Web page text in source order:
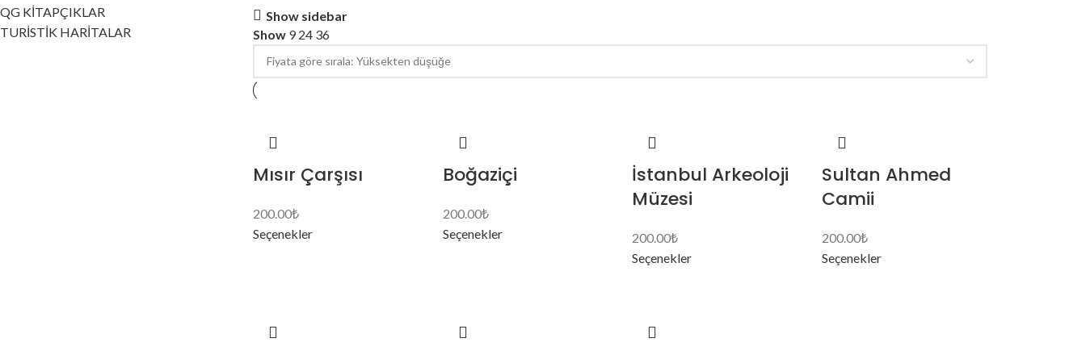
QG KİTAPÇIKLAR
TURİSTİK HARİTALAR
Show sidebar
Show 924 36
Mısır Çarşısı
200.00₺
Seçenekler
Boğaziçi
200.00₺
Seçenekler
İstanbul Arkeoloji
Müzesi
200.00₺
Seçenekler
Sultan Ahmed
Camii
200.00₺
Seçenekler